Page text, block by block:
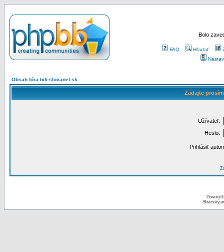
Bolo
FAQ Hľadať
Obsah fóra hifi.slovanet.sk
Zadajte
Užívateľ:
Heslo:
Prihlásiť
Powered
Slovenský